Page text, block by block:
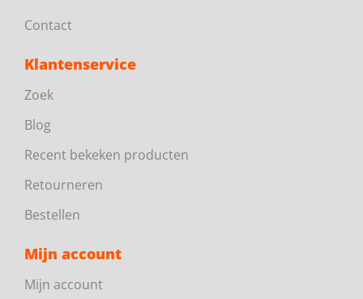
Contact
Klantenservice
Zoek
Blog
Recent bekeken producten
Retourneren
Bestellen
Mijn account
Mijn account